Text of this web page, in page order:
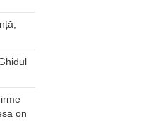
on